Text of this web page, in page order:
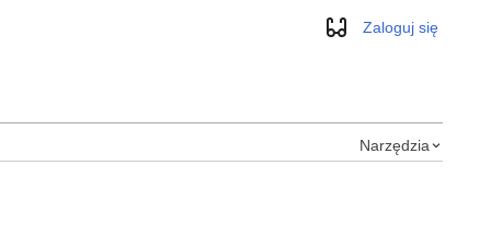
WyglądZaloguj się
Narzędzia